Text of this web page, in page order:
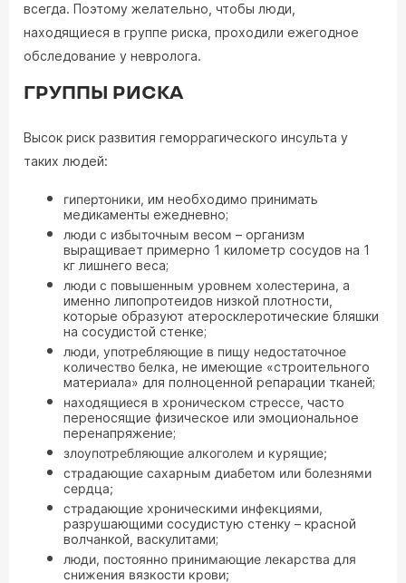
всегда. Поэтому желательно, чтобы люди,
находящиеся в группе риска, проходили ежегодное
обследование у невролога.
ГРУППЫ РИСКА
Высок риск развития геморрагического инсульта у
таких людей:
гипертоники, им необходимо принимать
медикаменты ежедневно;
люди с избыточным весом – организм
выращивает примерно 1 километр сосудов на 1
кг лишнего веса;
люди с повышенным уровнем холестерина, а
именно липопротеидов низкой плотности,
которые образуют атеросклеротические бляшки
на сосудистой стенке;
люди, употребляющие в пищу недостаточное
количество белка, не имеющие «строительного
материала» для полноценной репарации тканей;
находящиеся в хроническом стрессе, часто
переносящие физическое или эмоциональное
перенапряжение;
злоупотребляющие алкоголем и курящие;
страдающие сахарным диабетом или болезнями
сердца;
страдающие хроническими инфекциями,
разрушающими сосудистую стенку – красной
волчанкой, васкулитами;
люди, постоянно принимающие лекарства для
снижения вязкости крови;